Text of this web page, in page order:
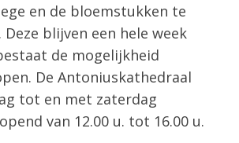
en de bloemstukken te
blijven een hele week
de mogelijkheid
De Antoniuskathedraal
tot en met zaterdag
van 12.00 u. tot 16.00 u.